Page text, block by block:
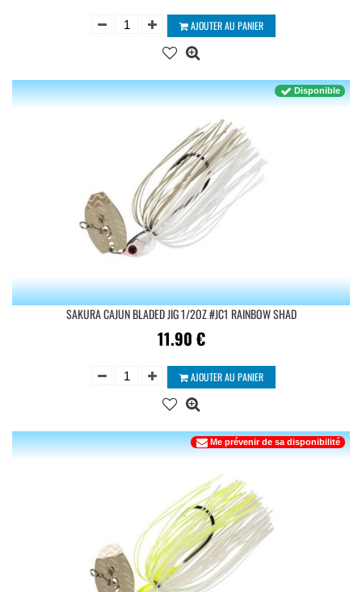
AJOUTER AU PANIER
SAKURA CAJUN BLADED JIG 1/2OZ #JC1 RAINBOW SHAD
11.90 €
Disponible
AJOUTER AU PANIER
Me prévenir de sa disponibilité